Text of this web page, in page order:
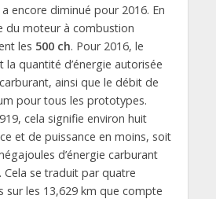
encore diminué pour 2016. En
du moteur à combustion
les 500 ch. Pour 2016, le
quantité d’énergie autorisée
ainsi que le débit de
pour tous les prototypes.
cela signifie environ huit
et de puissance en moins, soit
d’énergie carburant
Cela se traduit par quatre
sur les 13,629 km que compte